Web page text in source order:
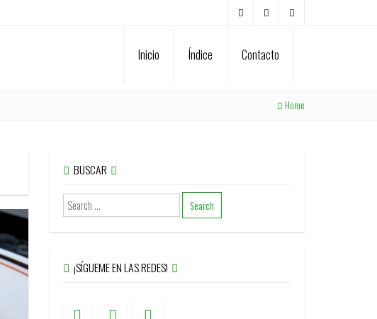
Inicio Índice Contacto
Home
BUSCAR
¡SÍGUEME EN LAS REDES!